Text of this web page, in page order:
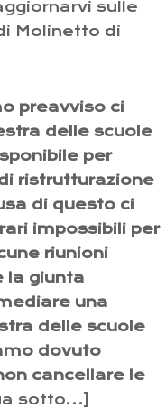
sulle
Molinetto di
preavviso ci
delle scuole
per
ristrutturazione
di questo ci
impossibili per
riunioni
la giunta
una
delle scuole
dovuto
cancellare le
sotto…]